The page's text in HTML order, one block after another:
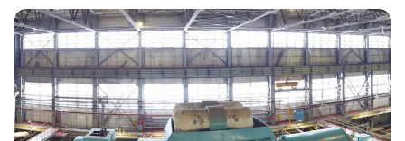
России» (ЦИПР).